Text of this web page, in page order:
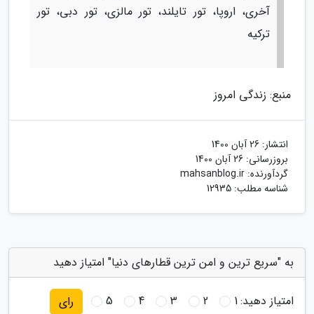
آخری، اروپا، تور تایلند، تور مالزی، تور دبی، تور
ترکیه
منبع: زندگی امروز
انتشار: 26 آبان 1400
بروزرسانی: 26 آبان 1400
گردآورنده: mahsanblog.ir
شناسه مطلب: 12935
به "سریع ترین و امن ترین قطارهای دنیا" امتیاز دهید
امتیاز دهید:1
2
3
4
5 رای